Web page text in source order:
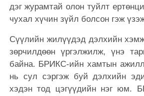
дэг журамтай олон туйлт
чухал хүчин зүйл болсон гэж
Сүүлийн жилүүдэд дэлхийн
зөрчилдөөн үргэлжилж, үнэ
байна. БРИКС-ийн хамтын
нь сул сэргэж буй дэлхийн
хэдэн тод цэгүүдийн нэг юм.